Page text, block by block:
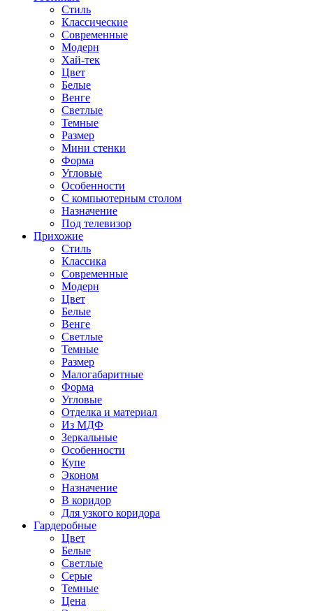
Стиль
Классические
Современные
Модерн
Хай-тек
Цвет
Белые
Венге
Светлые
Темные
Размер
Мини стенки
Форма
Угловые
Особенности
С компьютерным столом
Назначение
Под телевизор
Прихожие
Стиль
Классика
Современные
Модерн
Цвет
Белые
Венге
Светлые
Темные
Размер
Малогабаритные
Форма
Угловые
Отделка и материал
Из МДФ
Зеркальные
Особенности
Купе
Эконом
Назначение
В коридор
Для узкого коридора
Гардеробные
Цвет
Белые
Светлые
Серые
Темные
Цена